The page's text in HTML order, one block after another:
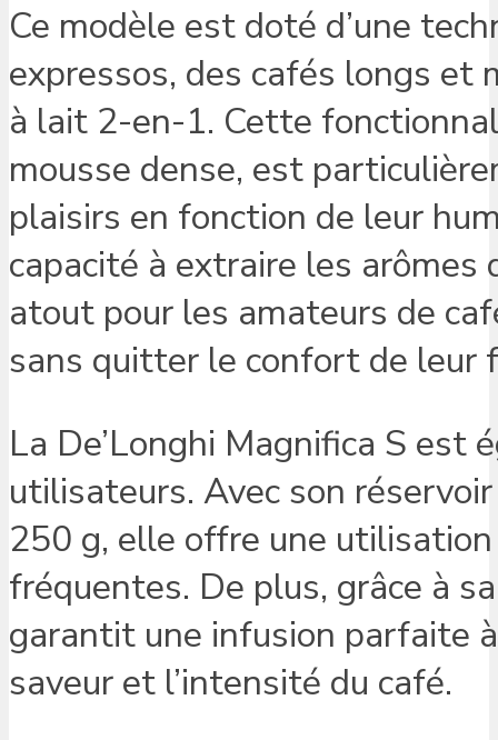
Ce modèle est doté d’une
expressos, des cafés longs et
à lait 2-en-1. Cette
mousse dense, est
plaisirs en fonction de leur
capacité à extraire les arômes
atout pour les amateurs de
sans quitter le confort de leur
La De’Longhi Magnifica S est
utilisateurs. Avec son
250 g, elle offre une
fréquentes. De plus, grâce à
garantit une infusion parfaite
saveur et l’intensité du café.